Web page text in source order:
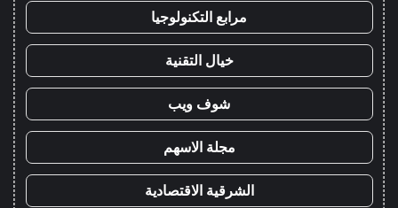
مرابع التكنولوجيا
خيال التقنية
شوف ويب
مجلة الاسهم
الشرقية الاقتصادية